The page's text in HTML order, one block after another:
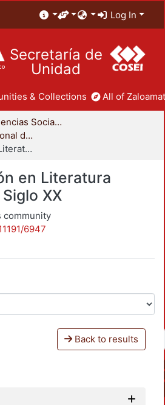
Log In
Secretaría de
Unidad
& Collections All of
División de Ciencias Sociales y Humanidades
Coordinación Divisional de Posgrado
Especialización en Literatura Mexicana del Siglo XX
en Literatura
XX
community
6947
Back to results